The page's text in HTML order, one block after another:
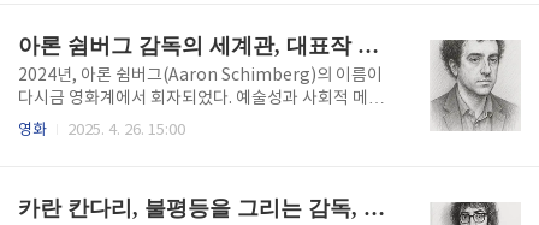
도널드슨 감독의 작품세계, 대표작 리뷰 및 해석, 그리
고 그녀가 직접 들려준 인터뷰와 비하인드 스토리까지
상세히 다루어 보고자 한다.인디아 도널드슨 감독의 섬
세하고 강렬한 작품세계인디아 도널드슨 감독은 거대
한 서사나 화려한 볼거리보다는 인간 내면의 미세한 떨
아론 쉼버그 감독의 세계관, 대표작 분석, 감독 인터뷰
2024년, 아론 쉼버그(Aaron Schimberg)의 이름이
다시금 영화계에서 회자되었다. 예술성과 사회적 메시
지를 동시에 품은 그의 작품들은 전통적인 영화문법을
은 더욱 확장된 방식으로 대중과 평단의 관심을 동시에
영화 2025. 4. 26. 15:00
카란 칸다리, 불평등을 그리는 감독, 대표작, 인터뷰, 영화철학